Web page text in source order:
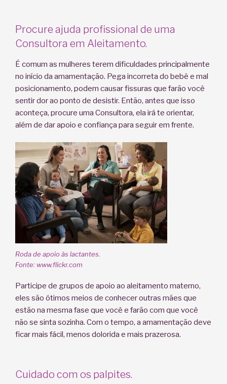
Procure ajuda profissional de uma
Consultora em Aleitamento.
É comum as mulheres terem dificuldades principalmente
no início da amamentação. Pega incorreta do bebê e mal
posicionamento, podem causar fissuras que farão você
sentir dor ao ponto de desistir. Então, antes que isso
aconteça, procure uma Consultora, ela irá te orientar,
além de dar apoio e confiança para seguir em frente.
Roda de apoio às lactantes.
Fonte: www.flickr.com
Participe de grupos de apoio ao aleitamento materno,
eles são ótimos meios de conhecer outras mães que
estão na mesma fase que você e farão com que você
não se sinta sozinha. Com o tempo, a amamentação deve
ficar mais fácil, menos dolorida e mais prazerosa.
Cuidado com os palpites.